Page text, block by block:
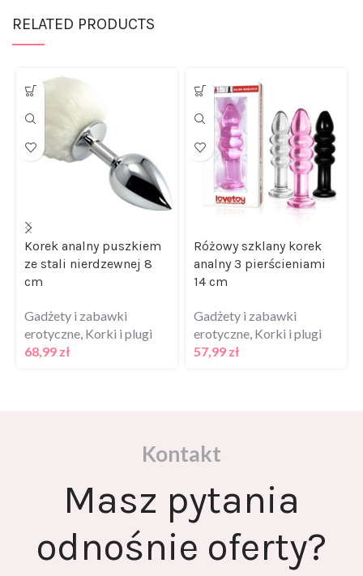
RELATED PRODUCTS
Korek analny puszkiem
ze stali nierdzewnej 8
cm
Gadżety i zabawki
erotyczne, Korki i plugi
68,99 zł
Różowy szklany korek
analny 3 pierścieniami
14 cm
Gadżety i zabawki
erotyczne, Korki i plugi
57,99 zł
Kontakt
Masz pytania
odnośnie oferty?